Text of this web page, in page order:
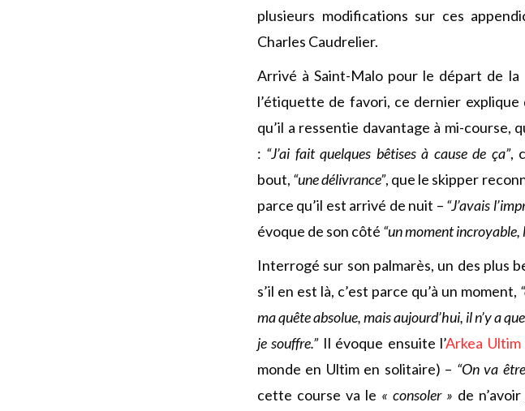
plusieurs modifications sur ces
Charles Caudrelier.
Arrivé à Saint-Malo pour le départ de
l’étiquette de favori, ce dernier explique
qu’il a ressentie davantage à mi-course,
: “J’ai fait quelques bêtises à cause de ça”,
bout, “une délivrance”, que le skipper
parce qu’il est arrivé de nuit – “J’avais
évoque de son côté “un moment incroyable,
Interrogé sur son palmarès, un des plus
s’il en est là, c’est parce qu’à un moment,
ma quête absolue, mais aujourd’hui, il n’y a
je souffre.”Il évoque ensuite l’Arkea
monde en Ultim en solitaire) – “On va
cette course va le « consoler » de